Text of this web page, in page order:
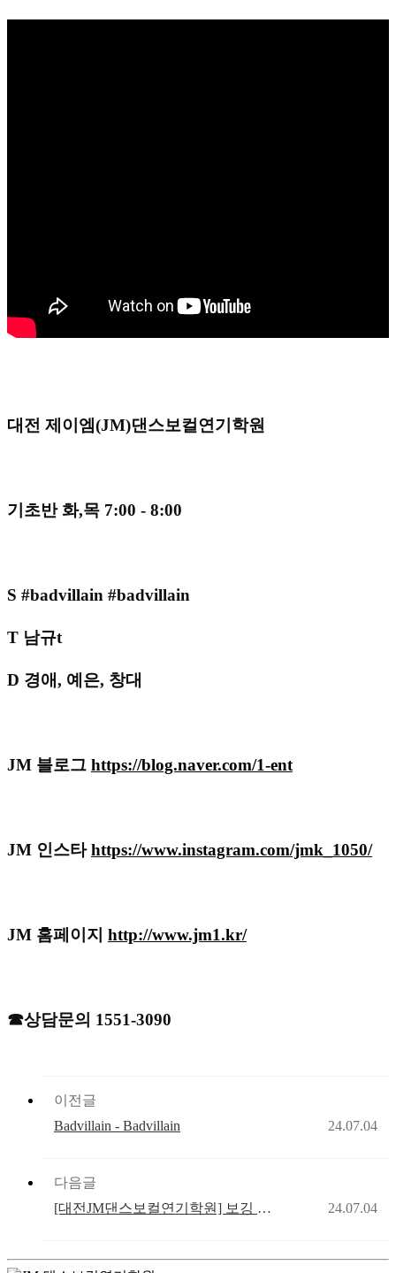
대전 제이엠(JM)댄스보컬연기학원
기초반 화,목 7:00 - 8:00
S #badvillain #badvillain
T 남규t
D 경애, 예은, 창대
JM 블로그 https://blog.naver.com/1-ent
JM 인스타https://www.instagram.com/jmk_1050/
JM 홈페이지 http://www.jm1.kr/
☎상담문의 1551-3090
이전글
Badvillain - Badvillain
24.07.04
다음글
[대전JM댄스보컬연기학원] 보깅 특강 2
24.07.04